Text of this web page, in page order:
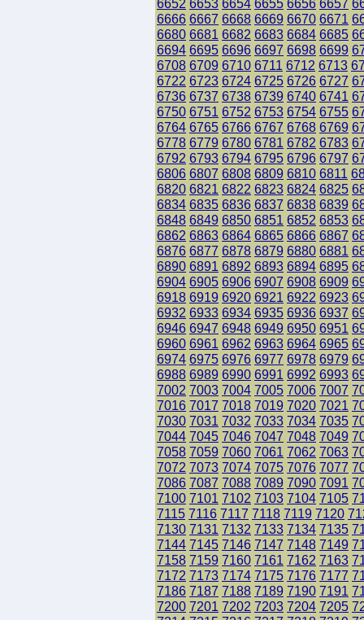
6652 6653 6654 6655 6656 6657
6666 6667 6668 6669 6670 6671
6680 6681 6682 6683 6684 6685
6694 6695 6696 6697 6698 6699
6708 6709 6710 6711 6712 6713
6722 6723 6724 6725 6726 6727
6736 6737 6738 6739 6740 6741
6750 6751 6752 6753 6754 6755
6764 6765 6766 6767 6768 6769
6778 6779 6780 6781 6782 6783
6792 6793 6794 6795 6796 6797
6806 6807 6808 6809 6810 6811
6820 6821 6822 6823 6824 6825
6834 6835 6836 6837 6838 6839
6848 6849 6850 6851 6852 6853
6862 6863 6864 6865 6866 6867
6876 6877 6878 6879 6880 6881
6890 6891 6892 6893 6894 6895
6904 6905 6906 6907 6908 6909
6918 6919 6920 6921 6922 6923
6932 6933 6934 6935 6936 6937
6946 6947 6948 6949 6950 6951
6960 6961 6962 6963 6964 6965
6974 6975 6976 6977 6978 6979
6988 6989 6990 6991 6992 6993
7002 7003 7004 7005 7006 7007
7016 7017 7018 7019 7020 7021
7030 7031 7032 7033 7034 7035
7044 7045 7046 7047 7048 7049
7058 7059 7060 7061 7062 7063
7072 7073 7074 7075 7076 7077
7086 7087 7088 7089 7090 7091
7100 7101 7102 7103 7104 7105
7115 7116 7117 7118 7119 7120
7130 7131 7132 7133 7134 7135
7144 7145 7146 7147 7148 7149
7158 7159 7160 7161 7162 7163
7172 7173 7174 7175 7176 7177
7186 7187 7188 7189 7190 7191
7200 7201 7202 7203 7204 7205